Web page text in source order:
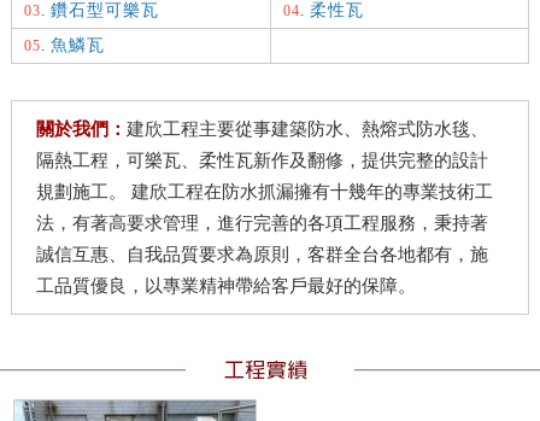
03. 鑽石型可樂瓦 04. 柔性瓦
05. 魚鱗瓦
關於我們： 建欣工程主要從事建築防水、熱熔式防水毯、
隔熱工程，可樂瓦、柔性瓦新作及翻修，提供完整的設計
規劃施工。 建欣工程在防水抓漏擁有十幾年的專業技術工
法，有著高要求管理，進行完善的各項工程服務，秉持著
誠信互惠、自我品質要求為原則，客群全台各地都有，施
工品質優良，以專業精神帶給客戶最好的保障。